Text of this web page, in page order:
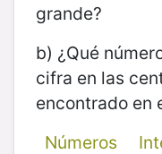
grande?
b) ¿Qué
cifra en las
encontrado en
Números